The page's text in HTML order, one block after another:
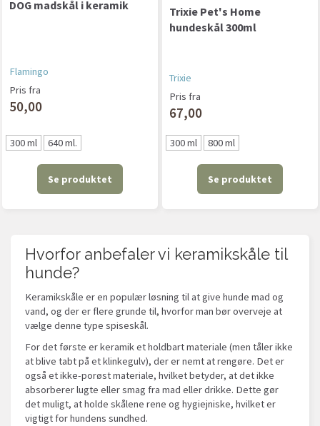
DOG madskål i keramik
Flamingo
Pris fra
50,00
300 ml 640 ml.
Se produktet
Trixie Pet's Home
hundeskål 300ml
Trixie
Pris fra
67,00
300 ml 800 ml
Se produktet
Hvorfor anbefaler vi keramikskåle til
hunde?
Keramikskåle er en populær løsning til at give hunde mad og
vand, og der er flere grunde til, hvorfor man bør overveje at
vælge denne type spiseskål.
For det første er keramik et holdbart materiale (men tåler ikke
at blive tabt på et klinkegulv), der er nemt at rengøre. Det er
også et ikke-porøst materiale, hvilket betyder, at det ikke
absorberer lugte eller smag fra mad eller drikke. Dette gør
det muligt, at holde skålene rene og hygiejniske, hvilket er
vigtigt for hundens sundhed.